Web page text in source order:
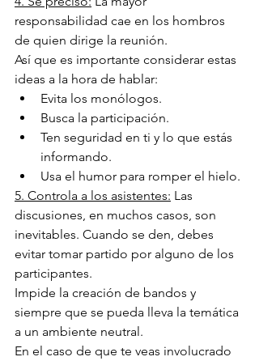
responsabilidad cae en los hombros
de quien dirige la reunión.
Así que es importante considerar estas
ideas a la hora de hablar:
Evita los monólogos.
Busca la participación.
Ten seguridad en ti y lo que estás
informando.
Usa el humor para romper el hielo.
5. Controla a los asistentes: Las
discusiones, en muchos casos, son
inevitables. Cuando se den, debes
evitar tomar partido por alguno de los
participantes.
Impide la creación de bandos y
siempre que se pueda lleva la temática
a un ambiente neutral.
En el caso de que te veas involucrado